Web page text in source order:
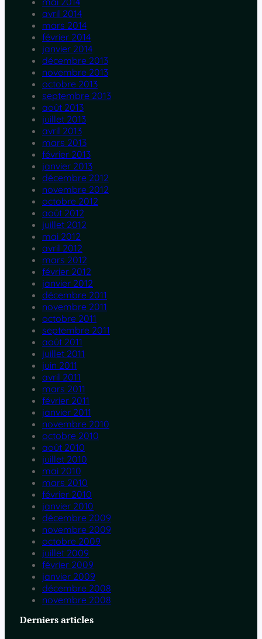
avril 2014
mars 2014
février 2014
janvier 2014
décembre 2013
novembre 2013
octobre 2013
septembre 2013
août 2013
juillet 2013
avril 2013
mars 2013
février 2013
janvier 2013
décembre 2012
novembre 2012
octobre 2012
août 2012
juillet 2012
mai 2012
avril 2012
mars 2012
février 2012
janvier 2012
décembre 2011
novembre 2011
octobre 2011
septembre 2011
août 2011
juillet 2011
juin 2011
avril 2011
mars 2011
février 2011
janvier 2011
novembre 2010
octobre 2010
août 2010
juillet 2010
mai 2010
mars 2010
février 2010
janvier 2010
décembre 2009
novembre 2009
octobre 2009
juillet 2009
février 2009
janvier 2009
décembre 2008
novembre 2008
Derniers articles